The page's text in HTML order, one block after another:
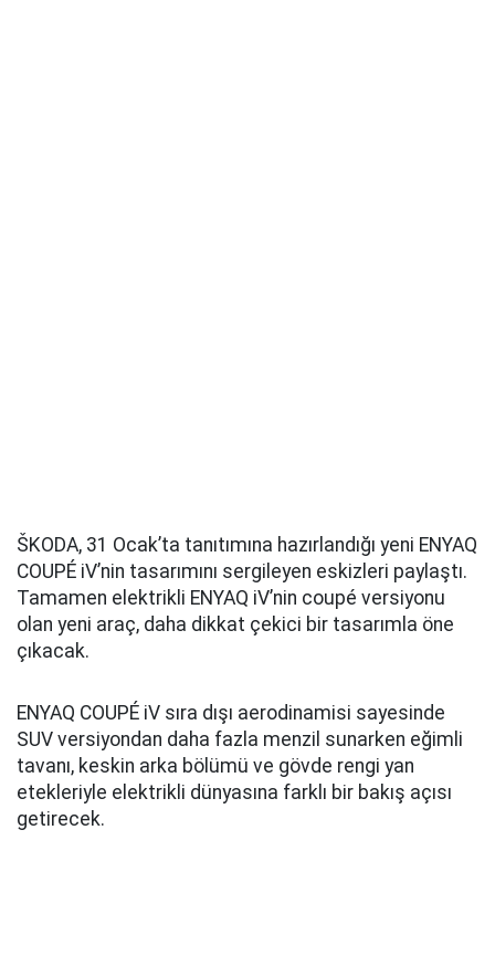
ŠKODA, 31 Ocak’ta tanıtımına hazırlandığı yeni ENYAQ
COUPÉ iV’nin tasarımını sergileyen eskizleri paylaştı.
Tamamen elektrikli ENYAQ iV’nin coupé versiyonu
olan yeni araç, daha dikkat çekici bir tasarımla öne
çıkacak.
ENYAQ COUPÉ iV sıra dışı aerodinamisi sayesinde
SUV versiyondan daha fazla menzil sunarken eğimli
tavanı, keskin arka bölümü ve gövde rengi yan
etekleriyle elektrikli dünyasına farklı bir bakış açısı
getirecek.